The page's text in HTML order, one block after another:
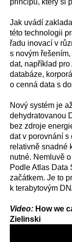
principu, který si
Jak uvádí
této technologii
řadu inovací v
s novým
dat, například
databáze,
o cenná data s
Nový systém je
dehydratovanou
bez zdroje
dat v porovnání s
relativně snadné
nutné. Nemluvě
Podle Atlas Data
začátkem. Je to
k terabytovým
Video: How we
Zielinski